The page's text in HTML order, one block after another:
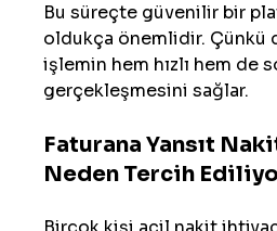
Bu süreçte güvenilir bir
oldukça önemlidir. Çünkü
işlemin hem hızlı hem de
gerçekleşmesini sağlar.
Faturana Yansıt
Neden Tercih